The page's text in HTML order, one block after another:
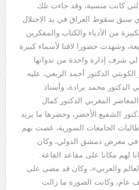
كانت منسية، وقد جاءت تلك
سبق سقوط العراق في يد الاحتلال
من الأدباء والكتاب والمفكرين
وشهدت حضورا لافتا لأسماء كبيرة
شرف إدارة واحدة من ندواتها
الدكتور أحمد الربعي، عليه
الدكتور محمد برادة، وأستاذ
المغربي الدكتور كمال
الشفيع الأخضر، وحضرها ما يزيد
الجامعات السورية، غصت بهم
في معرض دمشق الدولي، وكان
لهم مكانا على مقاعد القاعة.
هو «11 أيلول والعالم والعربي»، وكان قد مضى على
عام، وكانت الصورة ما زالت